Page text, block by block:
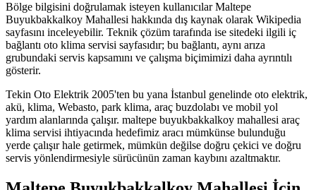
Bölge bilgisini doğrulamak isteyen kullanıcılar Maltepe
Buyukbakkalkoy Mahallesi hakkında dış kaynak olarak Wikipedia
sayfasını inceleyebilir. Teknik çözüm tarafında ise sitedeki ilgili iç
bağlantı oto klima servisi sayfasıdır; bu bağlantı, aynı arıza
grubundaki servis kapsamını ve çalışma biçimimizi daha ayrıntılı
gösterir.
Tekin Oto Elektrik 2005'ten bu yana İstanbul genelinde oto elektrik,
akü, klima, Webasto, park klima, araç buzdolabı ve mobil yol
yardım alanlarında çalışır. maltepe buyukbakkalkoy mahallesi araç
klima servisi ihtiyacında hedefimiz aracı mümkünse bulunduğu
yerde çalışır hale getirmek, mümkün değilse doğru çekici ve doğru
servis yönlendirmesiyle sürücünün zaman kaybını azaltmaktır.